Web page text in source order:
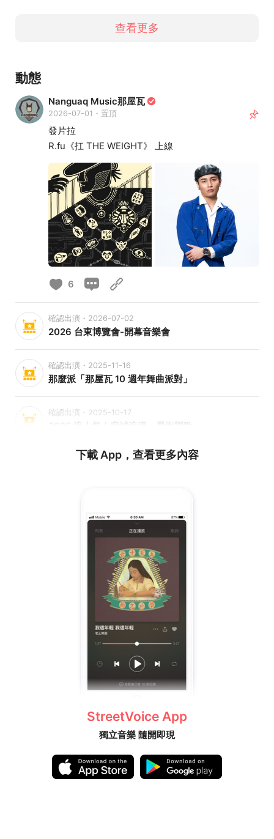
查看更多
動態
Nanguaq Music那屋瓦
2026-07-01・置頂
發片拉
R.fu《扛 THE WEIGHT》 上線
6
確認出演・2026-07-02
2026 台東博覽會-開幕音樂會
確認出演・2025-11-16
那麼派「那屋瓦 10 週年舞曲派對」
確認出演・2025-10-17
2025 浪人祭｜府城浪漫・星海戀歌
下載 App，查看更多內容
StreetVoice App
獨立音樂 隨開即現